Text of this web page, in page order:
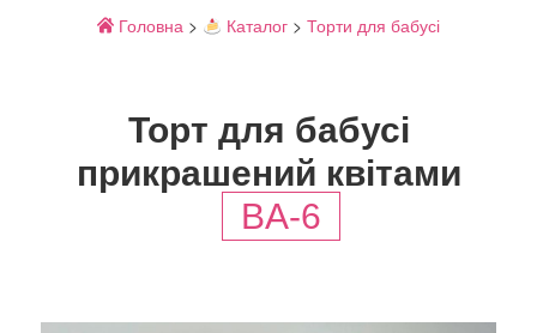
Головна > Каталог> Торти для бабусі
Торт для бабусі
прикрашений квітами
BA-6